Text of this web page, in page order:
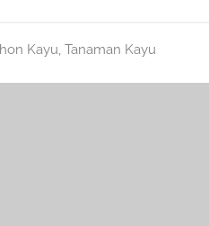
Kayu, Tanaman Kayu